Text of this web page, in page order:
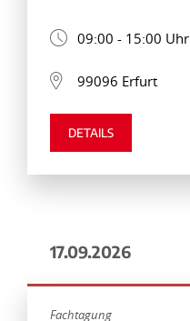
09:00 - 15:00 Uhr
99096 Erfurt
DETAILS
17.09.2026
Fachtagung